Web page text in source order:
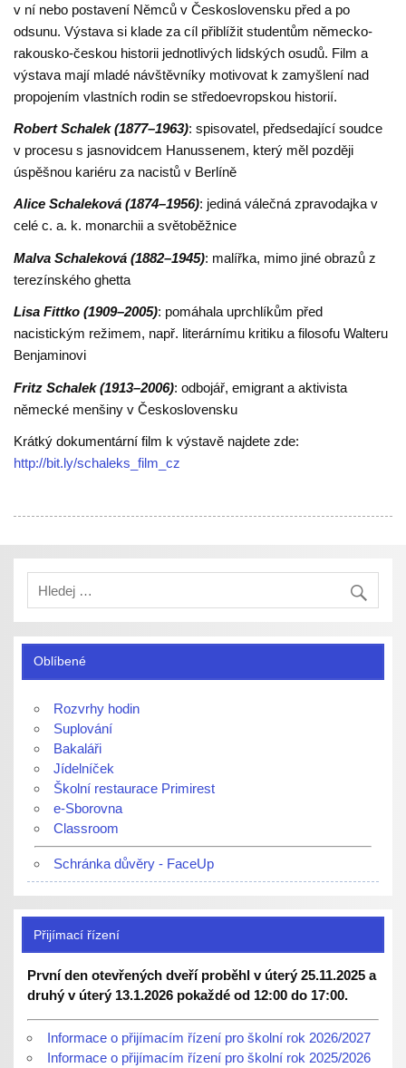
v ní nebo postavení Němců v Československu před a po
odsunu. Výstava si klade za cíl přiblížit studentům německo-
rakousko-českou historii jednotlivých lidských osudů. Film a
výstava mají mladé návštěvníky motivovat k zamyšlení nad
propojením vlastních rodin se středoevropskou historií.
Robert Schalek (1877–1963): spisovatel, předsedající soudce
v procesu s jasnovidcem Hanussenem, který měl později
úspěšnou kariéru za nacistů v Berlíně
Alice Schaleková (1874–1956): jediná válečná zpravodajka v
celé c. a. k. monarchii a světoběžnice
Malva Schaleková (1882–1945): malířka, mimo jiné obrazů z
terezínského ghetta
Lisa Fittko (1909–2005): pomáhala uprchlíkům před
nacistickým režimem, např. literárnímu kritiku a filosofu Walteru
Benjaminovi
Fritz Schalek (1913–2006): odbojář, emigrant a aktivista
německé menšiny v Československu
Krátký dokumentární film k výstavě najdete zde:
http://bit.ly/schaleks_film_cz
Oblíbené
Rozvrhy hodin
Suplování
Bakaláři
Jídelníček
Školní restaurace Primirest
e-Sborovna
Classroom
Schránka důvěry - FaceUp
Přijímací řízení
První den otevřených dveří proběhl v úterý 25.11.2025 a
druhý v úterý 13.1.2026 pokaždé od 12:00 do 17:00.
Informace o přijímacím řízení pro školní rok 2026/2027
Informace o přijímacím řízení pro školní rok 2025/2026